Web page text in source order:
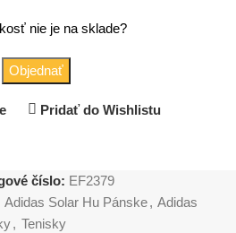
nie je na sklade?
Objednať
Pridať do Wishlistu
číslo: EF2379
Adidas Solar Hu Pánske, Adidas
, Tenisky